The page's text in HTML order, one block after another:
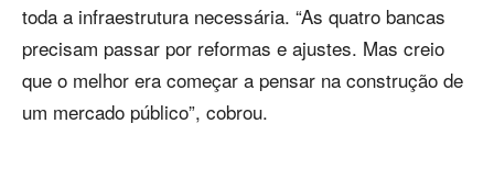
toda a infraestrutura necessária. “As quatro bancas
precisam passar por reformas e ajustes. Mas creio
que o melhor era começar a pensar na construção de
um mercado público”, cobrou.